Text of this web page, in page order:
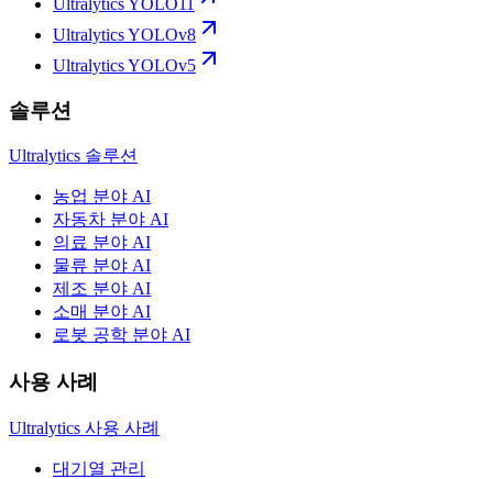
Ultralytics YOLO11
Ultralytics YOLOv8
Ultralytics YOLOv5
솔루션
Ultralytics 솔루션
농업 분야 AI
자동차 분야 AI
의료 분야 AI
물류 분야 AI
제조 분야 AI
소매 분야 AI
로봇 공학 분야 AI
사용 사례
Ultralytics 사용 사례
대기열 관리